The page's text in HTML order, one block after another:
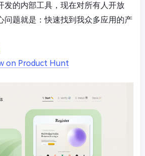
发的内部工具，现在对所有人开放
问题就是：快速找到我众多应用的产
on Product Hunt